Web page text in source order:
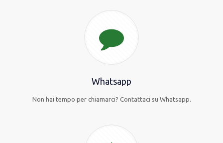
Whatsapp
Non hai tempo per chiamarci? Contattaci su Whatsapp.